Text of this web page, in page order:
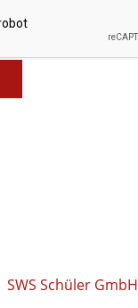
SWS Schüler GmbH